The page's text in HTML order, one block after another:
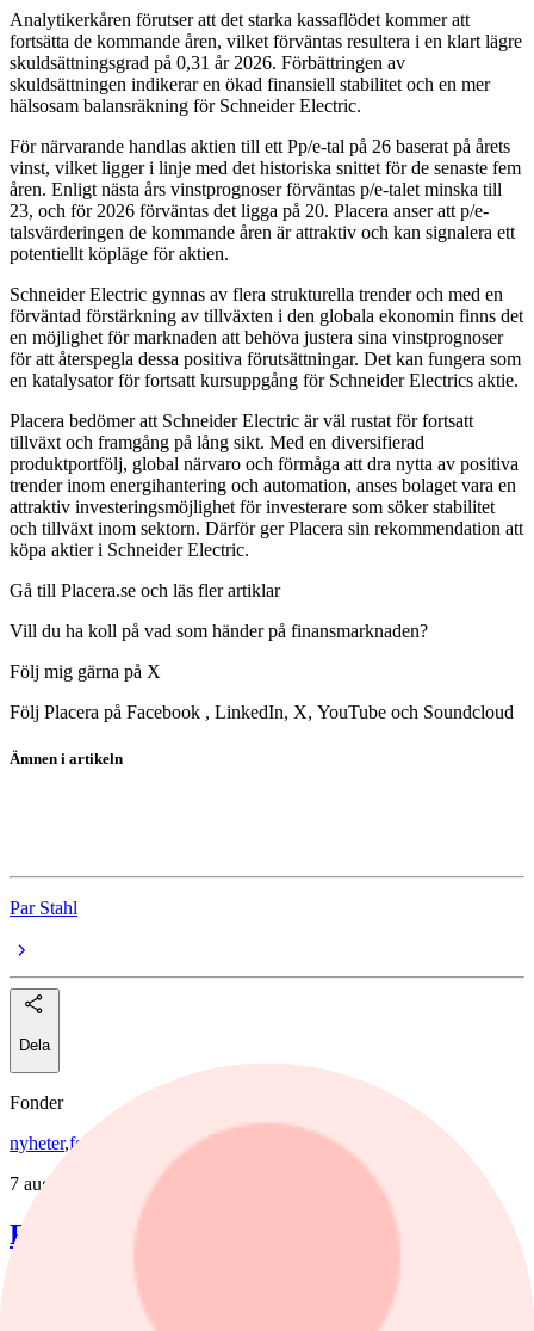
Analytikerkåren förutser att det starka kassaflödet kommer att
fortsätta de kommande åren, vilket förväntas resultera i en klart lägre
skuldsättningsgrad på 0,31 år 2026. Förbättringen av
skuldsättningen indikerar en ökad finansiell stabilitet och en mer
hälsosam balansräkning för Schneider Electric.
För närvarande handlas aktien till ett Pp/e-tal på 26 baserat på årets
vinst, vilket ligger i linje med det historiska snittet för de senaste fem
åren. Enligt nästa års vinstprognoser förväntas p/e-talet minska till
23, och för 2026 förväntas det ligga på 20. Placera anser att p/e-
talsvärderingen de kommande åren är attraktiv och kan signalera ett
potentiellt köpläge för aktien.
Schneider Electric gynnas av flera strukturella trender och med en
förväntad förstärkning av tillväxten i den globala ekonomin finns det
en möjlighet för marknaden att behöva justera sina vinstprognoser
för att återspegla dessa positiva förutsättningar. Det kan fungera som
en katalysator för fortsatt kursuppgång för Schneider Electrics aktie.
Placera bedömer att Schneider Electric är väl rustat för fortsatt
tillväxt och framgång på lång sikt. Med en diversifierad
produktportfölj, global närvaro och förmåga att dra nytta av positiva
trender inom energihantering och automation, anses bolaget vara en
attraktiv investeringsmöjlighet för investerare som söker stabilitet
och tillväxt inom sektorn. Därför ger Placera sin rekommendation att
köpa aktier i Schneider Electric.
Gå till Placera.se och läs fler artiklar
Vill du ha koll på vad som händer på finansmarknaden?
Följ mig gärna på X
Följ Placera på Facebook , LinkedIn, X, YouTube och Soundcloud
Ämnen i artikeln
Par Stahl
Dela
Fonder
nyheter,fonder
Aktiefonder
7 augusti, 15:58
Förvaltaren efter Troax rusning:
"Fortsatt stor potential"
Lancelot Sverige steg 8,6% i juli, mot 2,2% för jämförelseindex.